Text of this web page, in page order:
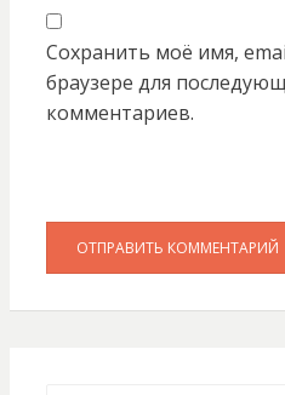
Сохранить моё имя,
браузере для
комментариев.